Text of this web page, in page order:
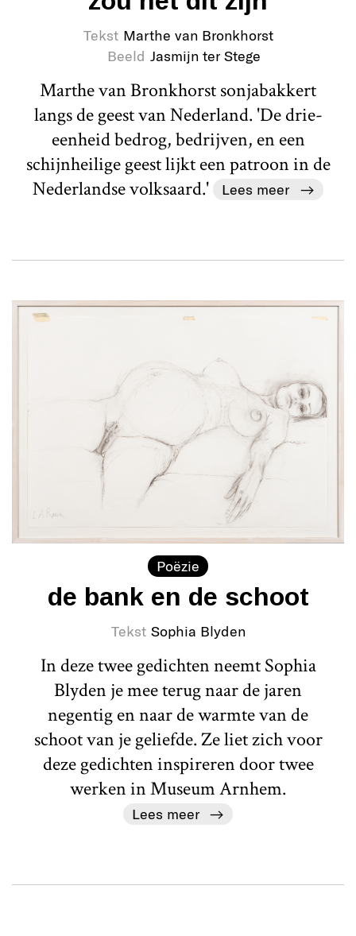
Tekst Marthe van Bronkhorst
Beeld Jasmijn ter Stege
Marthe van Bronkhorst sonjabakkert
langs de geest van Nederland. 'De drie-
eenheid bedrog, bedrijven, en een
schijnheilige geest lijkt een patroon in de
Nederlandse volksaard.'
Lees meer
Poëzie
de bank en de schoot
Tekst Sophia Blyden
In deze twee gedichten neemt Sophia
Blyden je mee terug naar de jaren
negentig en naar de warmte van de
schoot van je geliefde. Ze liet zich voor
deze gedichten inspireren door twee
werken in Museum Arnhem.
Lees meer